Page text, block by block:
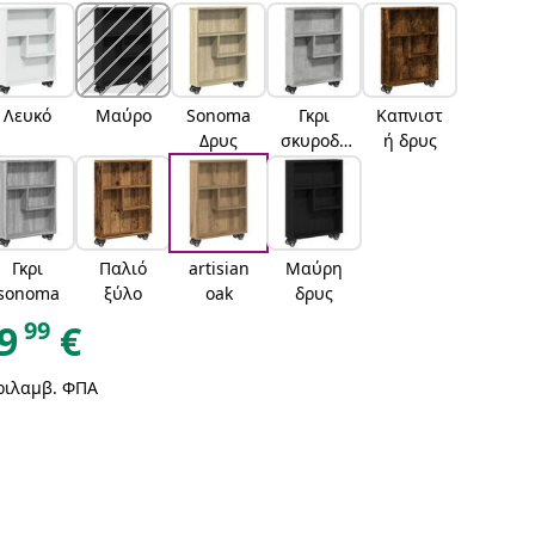
Λευκό Μαύρο
Sonoma
Δρυς
Γκρι
σκυροδέ
ματος
Καπνιστ
ή δρυς
Γκρι
Παλιό
ξύλο
artisian
oak
Μαύρη
δρυς
99 €
ΦΠΑ